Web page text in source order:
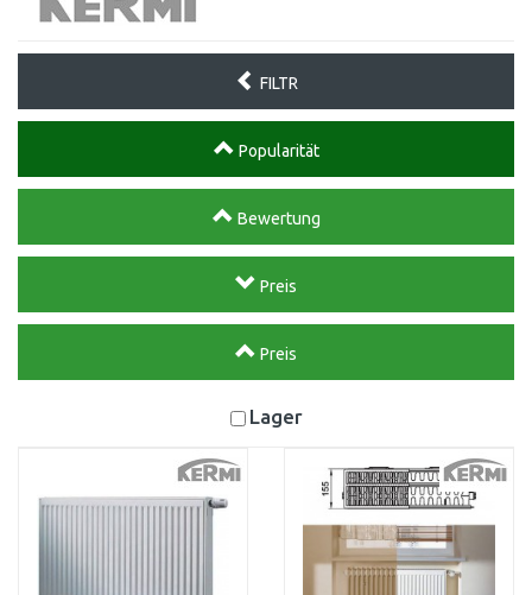
FILTR
Popularität
Bewertung
Preis
Preis
Lager